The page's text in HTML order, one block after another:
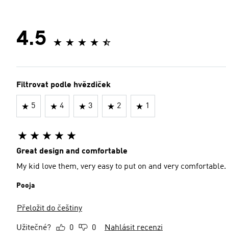
4.5
Filtrovat podle hvězdiček
5 4 3 2 1
Great design and comfortable
My kid love them, very easy to put on and very comfortable.
Pooja
Přeložit do češtiny
Užitečné? 0 0 Nahlásit recenzi